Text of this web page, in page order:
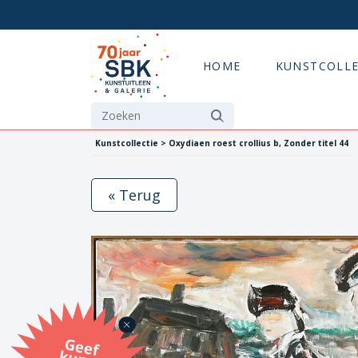
HOME
Kunstcollectie > Oxydiaen roest crollius b, Zonder titel 44
G
eef
u
n
st
a
d
o
m
et
e SB
K
u
n
stb
o
n
« Terug